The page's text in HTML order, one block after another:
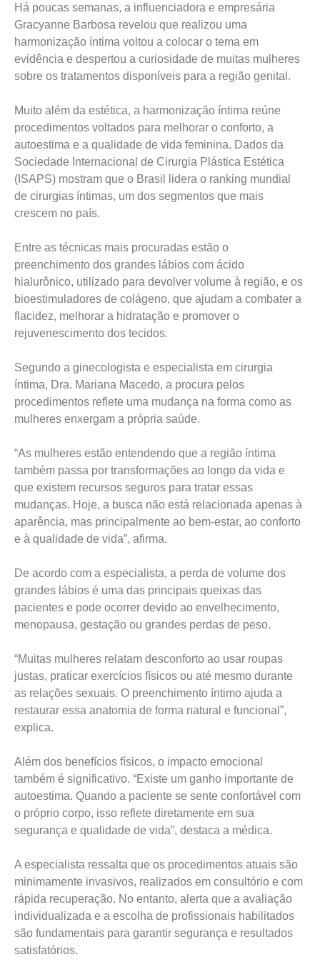
Há poucas semanas, a influenciadora e empresária
Gracyanne Barbosa revelou que realizou uma
harmonização íntima voltou a colocar o tema em
evidência e despertou a curiosidade de muitas mulheres
sobre os tratamentos disponíveis para a região genital.
Muito além da estética, a harmonização íntima reúne
procedimentos voltados para melhorar o conforto, a
autoestima e a qualidade de vida feminina. Dados da
Sociedade Internacional de Cirurgia Plástica Estética
(ISAPS) mostram que o Brasil lidera o ranking mundial
de cirurgias íntimas, um dos segmentos que mais
crescem no país.
Entre as técnicas mais procuradas estão o
preenchimento dos grandes lábios com ácido
hialurônico, utilizado para devolver volume à região, e os
bioestimuladores de colágeno, que ajudam a combater a
flacidez, melhorar a hidratação e promover o
rejuvenescimento dos tecidos.
Segundo a ginecologista e especialista em cirurgia
íntima, Dra. Mariana Macedo, a procura pelos
procedimentos reflete uma mudança na forma como as
mulheres enxergam a própria saúde.
“As mulheres estão entendendo que a região íntima
também passa por transformações ao longo da vida e
que existem recursos seguros para tratar essas
mudanças. Hoje, a busca não está relacionada apenas à
aparência, mas principalmente ao bem-estar, ao conforto
e à qualidade de vida”, afirma.
De acordo com a especialista, a perda de volume dos
grandes lábios é uma das principais queixas das
pacientes e pode ocorrer devido ao envelhecimento,
menopausa, gestação ou grandes perdas de peso.
“Muitas mulheres relatam desconforto ao usar roupas
justas, praticar exercícios físicos ou até mesmo durante
as relações sexuais. O preenchimento íntimo ajuda a
restaurar essa anatomia de forma natural e funcional”,
explica.
Além dos benefícios físicos, o impacto emocional
também é significativo. “Existe um ganho importante de
autoestima. Quando a paciente se sente confortável com
o próprio corpo, isso reflete diretamente em sua
segurança e qualidade de vida”, destaca a médica.
A especialista ressalta que os procedimentos atuais são
minimamente invasivos, realizados em consultório e com
rápida recuperação. No entanto, alerta que a avaliação
individualizada e a escolha de profissionais habilitados
são fundamentais para garantir segurança e resultados
satisfatórios.